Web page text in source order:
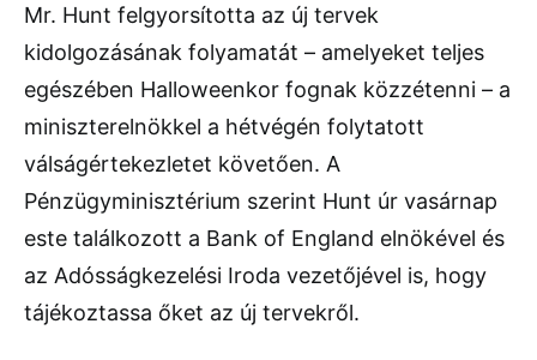
Mr. Hunt felgyorsította az új tervek
kidolgozásának folyamatát – amelyeket teljes
egészében Halloweenkor fognak közzétenni – a
miniszterelnökkel a hétvégén folytatott
válságértekezletet követően. A
Pénzügyminisztérium szerint Hunt úr vasárnap
este találkozott a Bank of England elnökével és
az Adósságkezelési Iroda vezetőjével is, hogy
tájékoztassa őket az új tervekről.